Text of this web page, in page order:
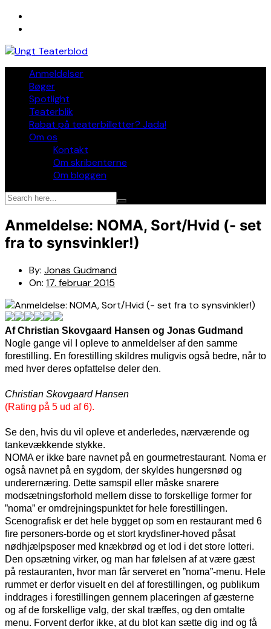
Skip
Anmeldelser
Bøger
Spotlight
Teaterblik
Rabat på teaterbilletter? Jada!
Om os
Kontakt
Om skribenterne
Om bloggen
Anmeldelse: NOMA, Sort/Hvid (- set
fra to synsvinkler!)
By: Jonas Gudmand
On: 17. februar 2015
Af Christian Skovgaard Hansen og Jonas Gudmand
Nogle gange vil I opleve to anmeldelser af den samme
forestilling. En forestilling skildres muligvis også bedre, når to
med hver deres opfattelse deler den.
Christian Skovgaard Hansen
(Rating på 5 ud af 6).
Se den, hvis du vil opleve et anderledes, nærværende og
tankevækkende stykke.
NOMA er ikke bare navnet på en gourmetrestaurant. Noma er
også navnet på en sygdom, der skyldes hungersnød og
underernæring. Dette samspil eller måske snarere
modsætningsforhold mellem disse to forskellige former for
”noma” er omdrejningspunktet for hele forestillingen.
Scenografisk er det hele bygget op som en restaurant med 6
fire personers-borde og et stort krydsfiner-hoved påsat
nødhjælpsposer med knækbrød og et lod i det store lotteri.
Den opsætning virker, og man har følelsen af at være gæst
på restauranten, hvor man får serveret en ”noma”-menu. Hele
rummet er derfor visuelt en del af forestillingen, og publikum
inddrages i forestillingen gennem placeringen af gæsterne
og af de forskellige valg, der skal træffes, og den omtalte
menu. Forvent derfor ikke, at du blot kan sætte dig ind og få